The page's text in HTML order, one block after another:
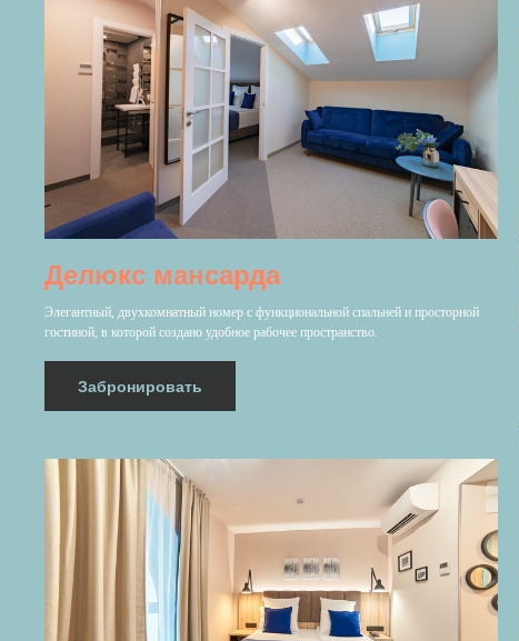
Делюкс мансарда
Элегантный, двухкомнатный номер с функциональной спальней и просторной
гостиной, в которой создано удобное рабочее пространство.
Забронировать